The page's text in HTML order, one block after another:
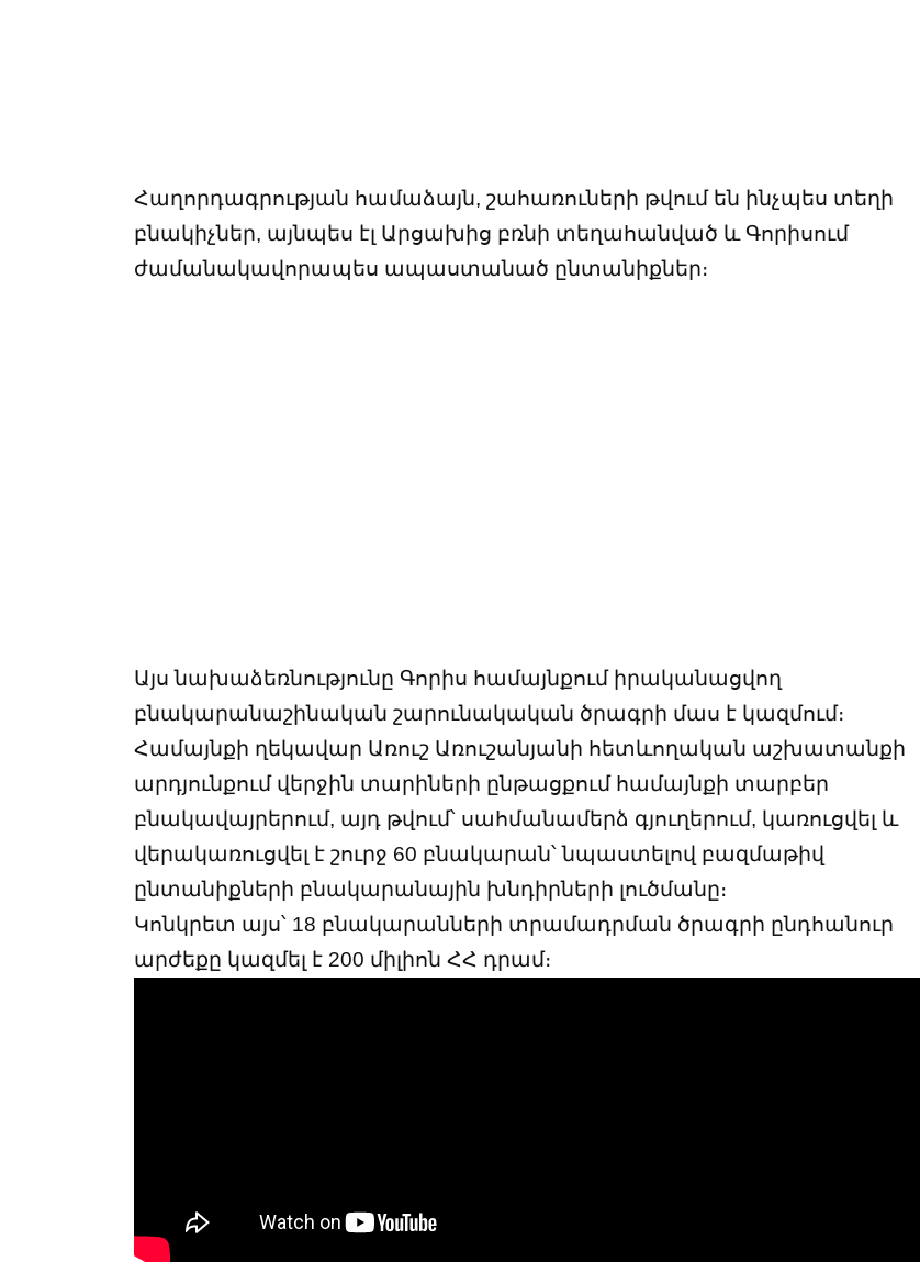
Հաղորդագրության համաձայն, շահառուների թվում են ինչպես տեղի
բնակիչներ, այնպես էլ Արցախից բռնի տեղահանված և Գորիսում
ժամանակավորապես ապաստանած ընտանիքներ։
Այս նախաձեռնությունը Գորիս համայնքում իրականացվող
բնակարանաշինական շարունակական ծրագրի մաս է կազմում։
Համայնքի ղեկավար Առուշ Առուշանյանի հետևողական աշխատանքի
արդյունքում վերջին տարիների ընթացքում համայնքի տարբեր
բնակավայրերում, այդ թվում՝ սահմանամերձ գյուղերում, կառուցվել և
վերակառուցվել է շուրջ 60 բնակարան՝ նպաստելով բազմաթիվ
ընտանիքների բնակարանային խնդիրների լուծմանը։
Կոնկրետ այս՝ 18 բնակարանների տրամադրման ծրագրի ընդհանուր
արժեքը կազմել է 200 միլիոն ՀՀ դրամ։